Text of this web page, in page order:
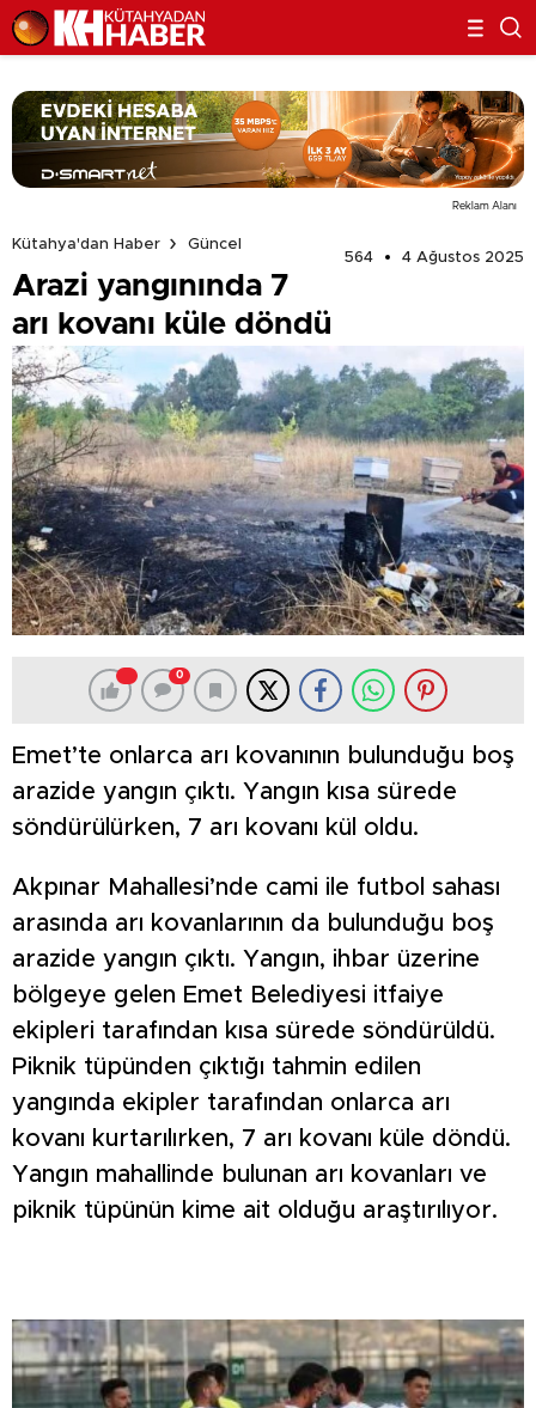
Reklam Alanı
Kütahya'dan Haber
Güncel
564
4 Ağustos 2025
Arazi yangınında 7
arı kovanı küle döndü
0
Emet’te onlarca arı kovanının bulunduğu boş
arazide yangın çıktı. Yangın kısa sürede
söndürülürken, 7 arı kovanı kül oldu.
Akpınar Mahallesi’nde cami ile futbol sahası
arasında arı kovanlarının da bulunduğu boş
arazide yangın çıktı. Yangın, ihbar üzerine
bölgeye gelen Emet Belediyesi itfaiye
ekipleri tarafından kısa sürede söndürüldü.
Piknik tüpünden çıktığı tahmin edilen
yangında ekipler tarafından onlarca arı
kovanı kurtarılırken, 7 arı kovanı küle döndü.
Yangın mahallinde bulunan arı kovanları ve
piknik tüpünün kime ait olduğu araştırılıyor.